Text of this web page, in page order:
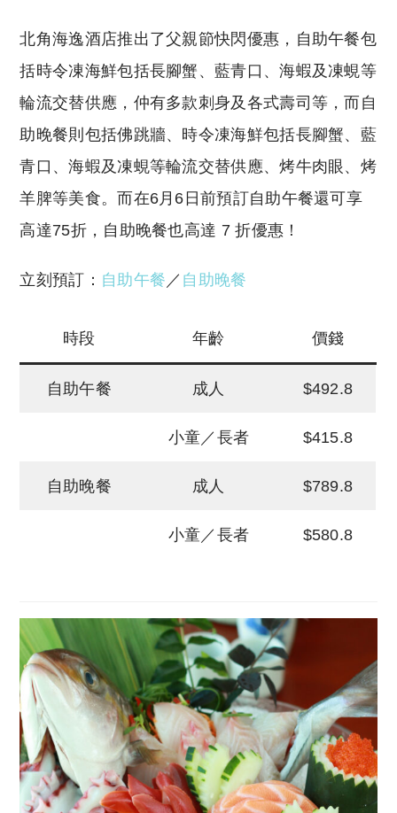
北角海逸酒店推出了父親節快閃優惠，自助午餐包
括時令凍海鮮包括長腳蟹、藍青口、海蝦及凍蜆等
輪流交替供應，仲有多款刺身及各式壽司等，而自
助晚餐則包括佛跳牆、時令凍海鮮包括長腳蟹、藍
青口、海蝦及凍蜆等輪流交替供應、烤牛肉眼、烤
羊脾等美食。而在6月6日前預訂自助午餐還可享
高達75折，自助晚餐也高達 7 折優惠！
立刻預訂： 自助午餐 ／ 自助晚餐
時段 年齡 價錢
自助午餐 成人 $492.8
小童／長者 $415.8
自助晚餐 成人 $789.8
小童／長者 $580.8